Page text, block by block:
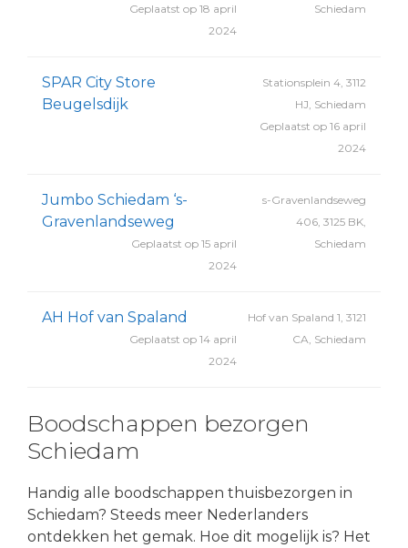
Schiedam
Geplaatst op 18 april
2024
SPAR City Store
Beugelsdijk
Stationsplein 4, 3112
HJ, Schiedam
Geplaatst op 16 april
2024
Jumbo Schiedam ‘s-
Gravenlandseweg
s-Gravenlandseweg
406, 3125 BK,
Schiedam
Geplaatst op 15 april
2024
AH Hof van Spaland
Hof van Spaland 1, 3121
CA, Schiedam
Geplaatst op 14 april
2024
Boodschappen bezorgen
Schiedam
Handig alle boodschappen thuisbezorgen in
Schiedam? Steeds meer Nederlanders
ontdekken het gemak. Hoe dit mogelijk is? Het